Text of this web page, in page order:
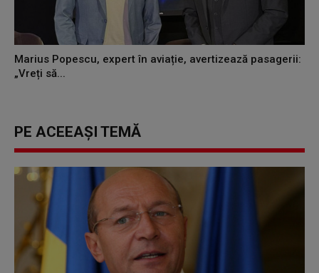
Marius Popescu, expert în aviație, avertizează pasagerii:
„Vreți să...
PE ACEEAȘI TEMĂ